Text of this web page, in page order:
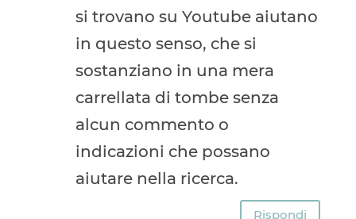
si trovano su Youtube aiutano
in questo senso, che si
sostanziano in una mera
carrellata di tombe senza
alcun commento o
indicazioni che possano
aiutare nella ricerca.
Rispondi